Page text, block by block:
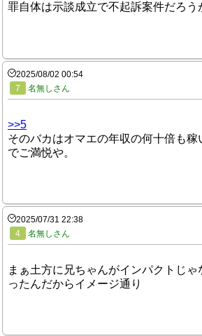
罪自体は示談成立で不起訴案件だろう
2025/08/02 00:54
7
名無しさん
>>5
そのバカはオマエの年収の何十倍も稼
でご満悦や。
2025/07/31 22:38
4
名無しさん
まぁ土方に兄ちゃんがインパクトじ
ったんだからイメージ通り